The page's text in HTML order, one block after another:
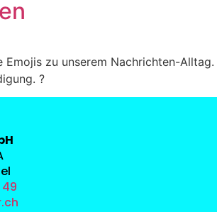
Emojis zu unserem Nachrichten-Alltag.
?
49